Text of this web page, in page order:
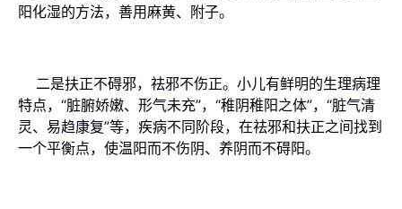
阳化湿的方法，善用麻黄、附子。
二是扶正不碍邪，祛邪不伤正。小儿有鲜明的生理病理
特点，“脏腑娇嫩、形气未充”，“稚阴稚阳之体”，“脏气清
灵、易趋康复”等，疾病不同阶段，在祛邪和扶正之间找到
一个平衡点，使温阳而不伤阴、养阴而不碍阳。